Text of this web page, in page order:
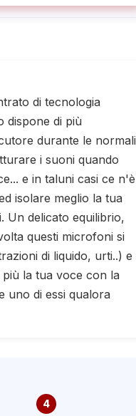
di tecnologia
dispone di più
durante le normali
i suoni quando
e in taluni casi ce n'è
isolare meglio la tua
Un delicato equilibrio,
questi microfoni si
di liquido, urti..) e
la tua voce con la
uno di essi qualora
4